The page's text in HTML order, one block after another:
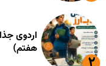
اردوی
هفتم)